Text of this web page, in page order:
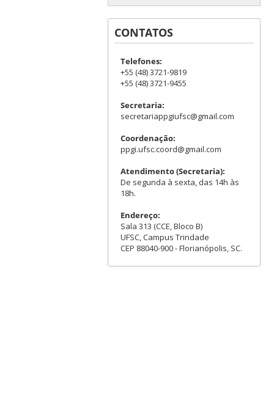
CONTATOS
Telefones:
+55 (48) 3721-9819
+55 (48) 3721-9455
Secretaria:
secretariappgiufsc@gmail.com
Coordenação:
ppgi.ufsc.coord@gmail.com
Atendimento (Secretaria):
De segunda à sexta, das 14h às
18h.
Endereço:
Sala 313 (CCE, Bloco B)
UFSC, Campus Trindade
CEP 88040-900 - Florianópolis, SC.